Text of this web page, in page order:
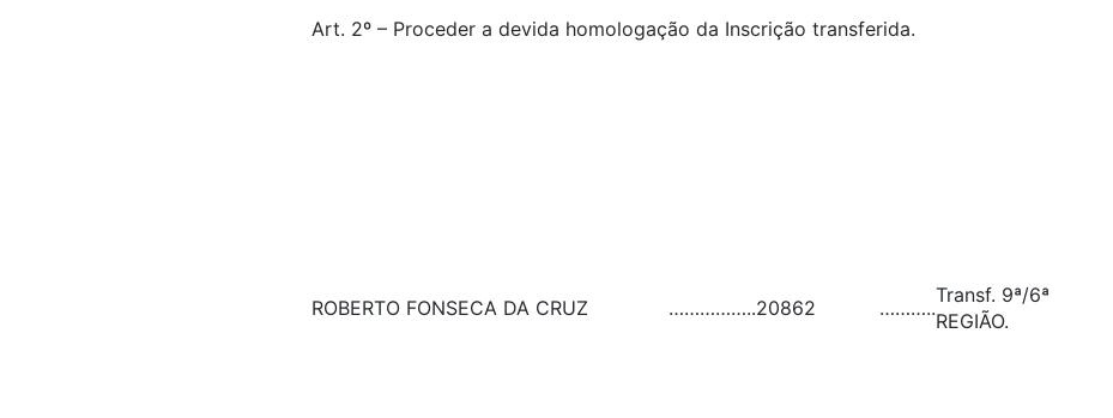
Art. 2º – Proceder a devida homologação da Inscrição transferida.
ROBERTO FONSECA DA CRUZ ……………..20862 ………..
Transf. 9ª/6ª
REGIÃO.